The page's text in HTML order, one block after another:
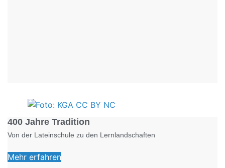
Foto: KGA CC BY NC
400 Jahre Tradition
Von der Lateinschule zu den Lernlandschaften
Mehr erfahren